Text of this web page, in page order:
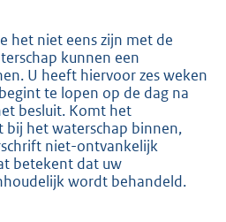
het niet eens zijn met de
kunnen een
U heeft hiervoor zes weken
te lopen op de dag na
besluit. Komt het
bij het waterschap binnen,
niet-ontvankelijk
betekent dat uw
wordt behandeld.